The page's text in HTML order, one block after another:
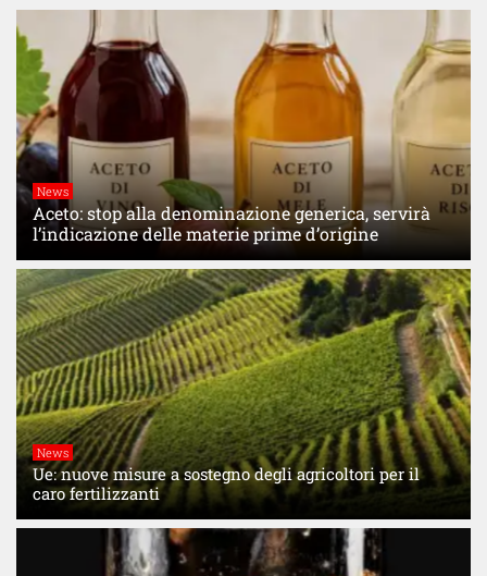
News
Aceto: stop alla denominazione generica, servirà
l’indicazione delle materie prime d’origine
News
Ue: nuove misure a sostegno degli agricoltori per il
caro fertilizzanti